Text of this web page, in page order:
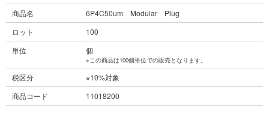
商品名
6P4C50um Modular Plug
ロット
100
単位
個
※この商品は100個単位での販売となります。
税区分
※10%対象
商品コード
11018200